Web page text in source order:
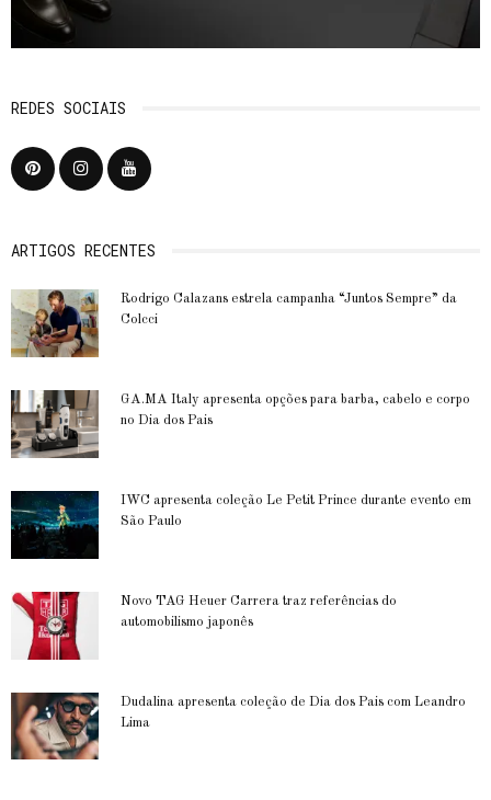
REDES SOCIAIS
ARTIGOS RECENTES
Rodrigo Calazans estrela campanha “Juntos Sempre” da
Colcci
GA.MA Italy apresenta opções para barba, cabelo e corpo
no Dia dos Pais
IWC apresenta coleção Le Petit Prince durante evento em
São Paulo
Novo TAG Heuer Carrera traz referências do
automobilismo japonês
Dudalina apresenta coleção de Dia dos Pais com Leandro
Lima